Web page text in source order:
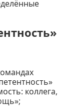
коллега,